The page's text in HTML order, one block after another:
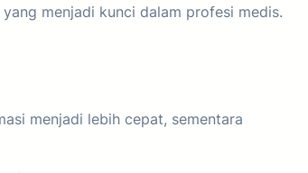
menjadi kunci dalam profesi medis.
menjadi lebih cepat, sementara